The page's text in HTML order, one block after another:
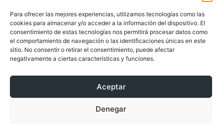
Para ofrecer las mejores experiencias, utilizamos tecnologías como las
cookies para almacenar y/o acceder a la información del dispositivo. El
consentimiento de estas tecnologías nos permitirá procesar datos como
el comportamiento de navegación o las identificaciones únicas en este
sitio. No consentir o retirar el consentimiento, puede afectar
negativamente a ciertas características y funciones.
Aceptar
Denegar
actualizado de todas las noticias y novedades sobre la
economía en España y el mundo, así como donde podrás
conseguir toda la información necesaria sobre
emprendimiento.
SÍGUENOS